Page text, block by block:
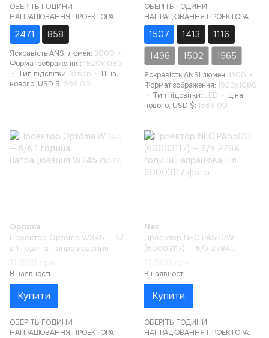
ОБЕРІТЬ ГОДИНИ
НАПРАЦЮВАННЯ ПРОЕКТОРА:
2471 858
Яскравість ANSI люмен 3000
Формат зображення 1920x1080
Тип підсвітки Xenon
Ціна
нового, USD $ 999.00
ОБЕРІТЬ ГОДИНИ
НАПРАЦЮВАННЯ ПРОЕКТОРА:
1507 1413
1116
1496
1502 1565
Яскравість ANSI люмен 1300
Формат зображення 1920x1080
Тип підсвітки LED
Ціна
нового, USD $ 1569.00
Optoma
Проектор Optoma W345 — б/
в 1 година напрацювання
В наявності
Купити
ОБЕРІТЬ ГОДИНИ
НАПРАЦЮВАННЯ ПРОЕКТОРА:
Nec
Проектор NEC PA550W
(60003117) — б/в 2784
В наявності
Купити
ОБЕРІТЬ ГОДИНИ
НАПРАЦЮВАННЯ ПРОЕКТОРА: